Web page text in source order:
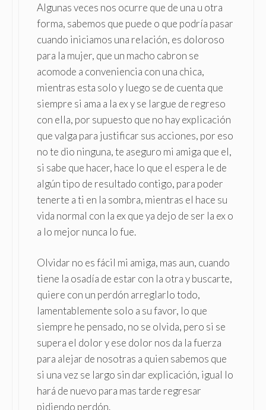
Algunas veces nos ocurre que de una u otra
forma, sabemos que puede o que podría pasar
cuando iniciamos una relación, es doloroso
para la mujer, que un macho cabron se
acomode a conveniencia con una chica,
mientras esta solo y luego se de cuenta que
siempre si ama a la ex y se largue de regreso
con ella, por supuesto que no hay explicación
que valga para justificar sus acciones, por eso
no te dio ninguna, te aseguro mi amiga que el,
si sabe que hacer, hace lo que el espera le de
algún tipo de resultado contigo, para poder
tenerte a ti en la sombra, mientras el hace su
vida normal con la ex que ya dejo de ser la ex o
a lo mejor nunca lo fue.
Olvidar no es fácil mi amiga, mas aun, cuando
tiene la osadía de estar con la otra y buscarte,
quiere con un perdón arreglarlo todo,
lamentablemente solo a su favor, lo que
siempre he pensado, no se olvida, pero si se
supera el dolor y ese dolor nos da la fuerza
para alejar de nosotras a quien sabemos que
si una vez se largo sin dar explicación, igual lo
hará de nuevo para mas tarde regresar
pidiendo perdón.